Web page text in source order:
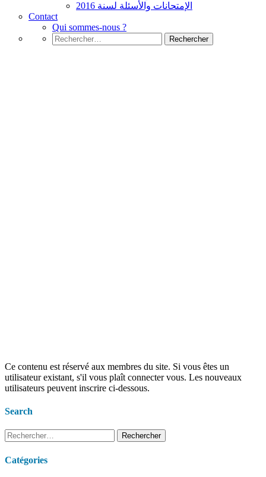
الإمتحانات والأسئلة لسنة 2016
Contact
Qui sommes-nous ?
Rechercher :
Ce contenu est réservé aux membres du site. Si vous êtes un
utilisateur existant, s'il vous plaît connecter vous. Les nouveaux
utilisateurs peuvent inscrire ci-dessous.
Search
Rechercher :
Catégories